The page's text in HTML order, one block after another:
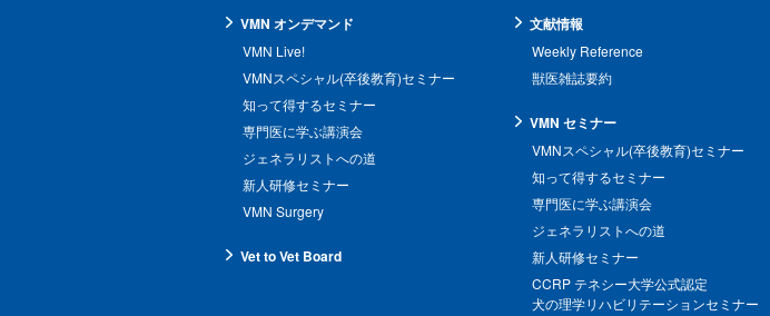
VMN オンデマンド
VMN Live!
VMNスペシャル(卒後教育)セミナー
知って得するセミナー
専門医に学ぶ講演会
ジェネラリストへの道
新人研修セミナー
VMN Surgery
Vet to Vet Board
文献情報
Weekly Reference
獣医雑誌要約
VMN セミナー
VMNスペシャル(卒後教育)セミナー
知って得するセミナー
専門医に学ぶ講演会
ジェネラリストへの道
新人研修セミナー
CCRP テネシー大学公式認定
犬の理学リハビリテーションセミナー